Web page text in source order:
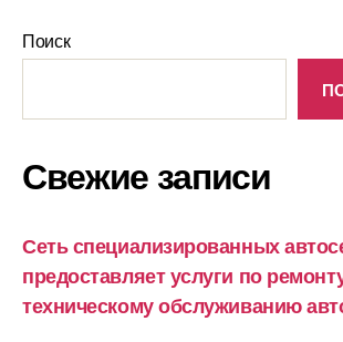
Поиск
Свежие записи
Сеть специализированных
предоставляет услуги по
техническому обслуживанию